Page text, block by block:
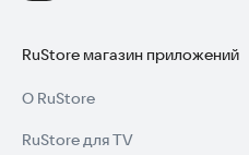
RuStore магазин приложений
О RuStore
RuStore для TV